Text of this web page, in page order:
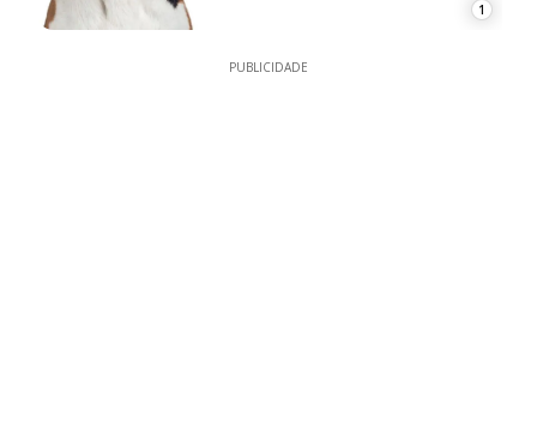
1
PUBLICIDADE